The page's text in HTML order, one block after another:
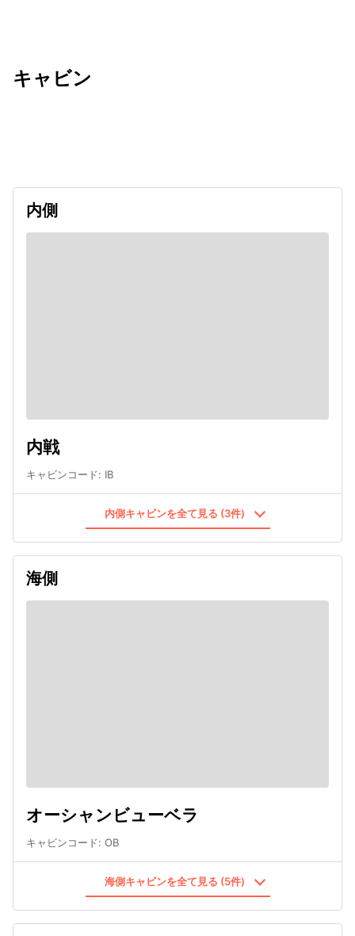
キャビン
内側
内戦
キャビンコード: IB
内側キャビンを全て見る (3件)
海側
オーシャンビューベラ
キャビンコード: OB
海側キャビンを全て見る (5件)